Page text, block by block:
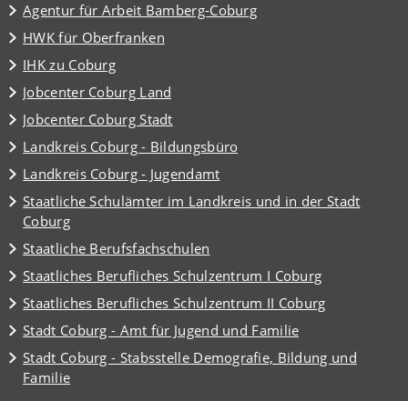
Agentur für Arbeit Bamberg-Coburg
(Öffnet
in
einem
neuen
Tab)
HWK für Oberfranken
(Öffnet
in
einem
neuen
Tab)
IHK zu Coburg
(Öffnet
in
einem
neuen
Tab)
Jobcenter Coburg Land
(Öffnet
in
einem
neuen
Tab)
Jobcenter Coburg Stadt
(Öffnet
in
einem
neuen
Tab)
Landkreis Coburg - Bildungsbüro
(Öffnet
in
einem
neuen
Tab)
Landkreis Coburg - Jugendamt
(Öffnet
in
einem
neuen
Tab)
Staatliche Schulämter im Landkreis und in der Stadt
Coburg
(Öffnet
in
einem
neuen
Tab)
Staatliche Berufsfachschulen
(Öffnet
in
einem
neuen
Tab)
Staatliches Berufliches Schulzentrum I Coburg
(Öffnet
in
einem
neuen
Tab)
Staatliches Berufliches Schulzentrum II Coburg
(Öffnet
in
einem
neuen
Tab)
Stadt Coburg - Amt für Jugend und Familie
(Öffnet
in
einem
neuen
Stadt Coburg - Stabsstelle Demografie, Bildung und
Familie
(Öffnet